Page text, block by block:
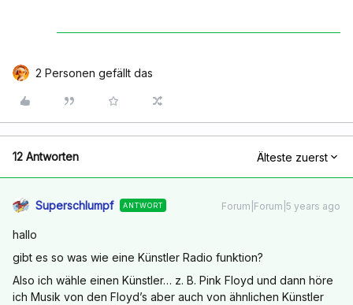
2 Personen gefällt das
12 Antworten Älteste zuerst
Superschlumpf ANTWORT Forum|Forum|5 years ago
hallo
gibt es so was wie eine Künstler Radio funktion?
Also ich wähle einen Künstler… z. B. Pink Floyd und dann höre
ich Musik von den Floyd’s aber auch von ähnlichen Künstler